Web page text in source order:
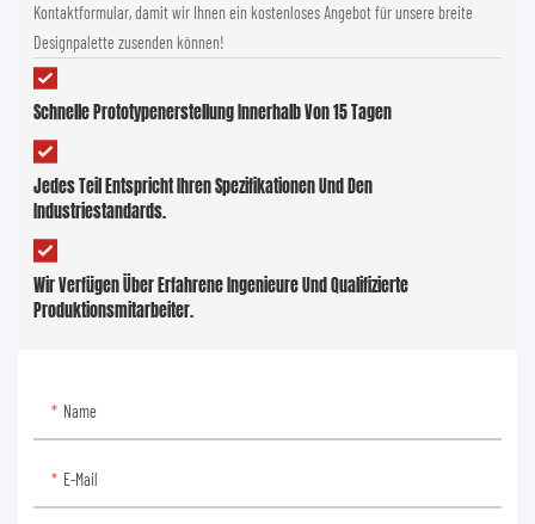
Kontaktformular, damit wir Ihnen ein kostenloses Angebot für unsere breite
Designpalette zusenden können!
Schnelle Prototypenerstellung Innerhalb Von 15 Tagen
Jedes Teil Entspricht Ihren Spezifikationen Und Den
Industriestandards.
Wir Verfügen Über Erfahrene Ingenieure Und Qualifizierte
Produktionsmitarbeiter.
Name
E-Mail